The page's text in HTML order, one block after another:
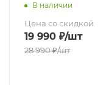
В наличии
Цена со скидкой
19 990 ₽/шт
28 990₽/шт